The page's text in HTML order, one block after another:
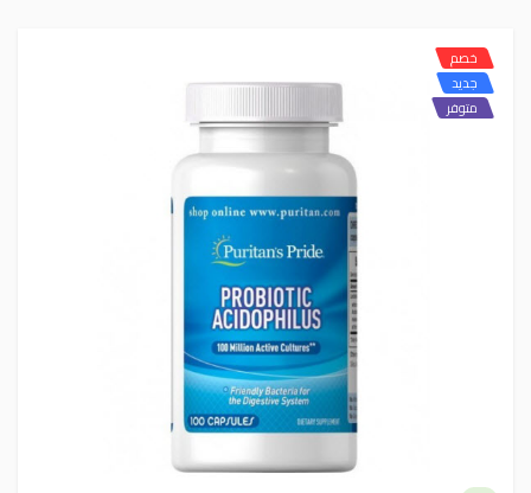
خصم
جديد
متوفر